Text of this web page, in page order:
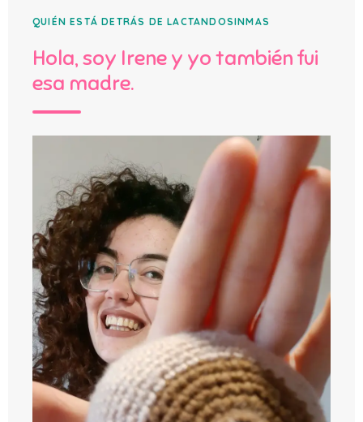
QUIÉN ESTÁ DETRÁS DE LACTANDOSINMAS
Hola, soy Irene y yo también fui
esa madre.